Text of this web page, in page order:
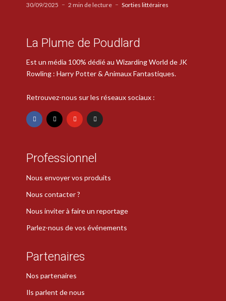
30/09/2025 2 min de lecture Sorties littéraires
La Plume de Poudlard
Est un média 100% dédié au Wizarding World de JK
Rowling : Harry Potter & Animaux Fantastiques.
Retrouvez-nous sur les réseaux sociaux :
Professionnel
Nous envoyer vos produits
Nous contacter ?
Nous inviter à faire un reportage
Parlez-nous de vos événements
Partenaires
Nos partenaires
Ils parlent de nous